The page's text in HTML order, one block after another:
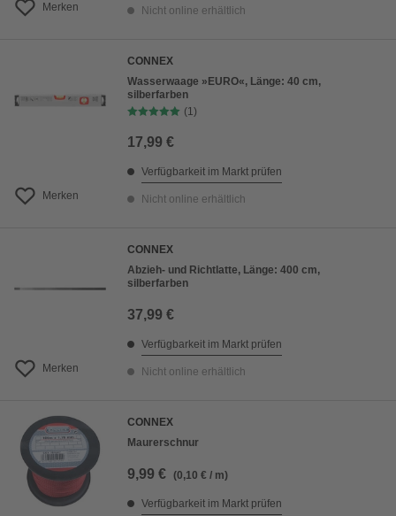
Merken Nicht online erhältlich
Merken
CONNEX
Wasserwaage »EURO«, Länge: 40 cm,
silberfarben
(1)
17,99 €
Verfügbarkeit im Markt prüfen
Nicht online erhältlich
Merken
CONNEX
Abzieh- und Richtlatte, Länge: 400 cm,
silberfarben
37,99 €
Verfügbarkeit im Markt prüfen
Nicht online erhältlich
CONNEX
Maurerschnur
9,99 € (0,10 € / m)
Verfügbarkeit im Markt prüfen